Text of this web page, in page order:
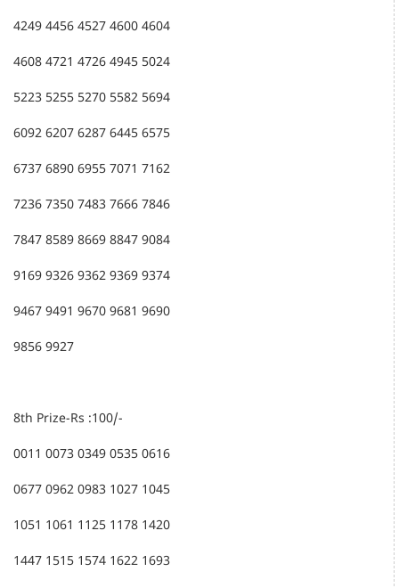
4249 4456 4527 4600 4604
4608 4721 4726 4945 5024
5223 5255 5270 5582 5694
6092 6207 6287 6445 6575
6737 6890 6955 7071 7162
7236 7350 7483 7666 7846
7847 8589 8669 8847 9084
9169 9326 9362 9369 9374
9467 9491 9670 9681 9690
9856 9927
8th Prize-Rs :100/-
0011 0073 0349 0535 0616
0677 0962 0983 1027 1045
1051 1061 1125 1178 1420
1447 1515 1574 1622 1693